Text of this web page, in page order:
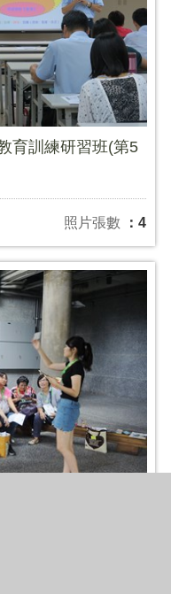
育訓練研習班(第5
照片張數 ：4